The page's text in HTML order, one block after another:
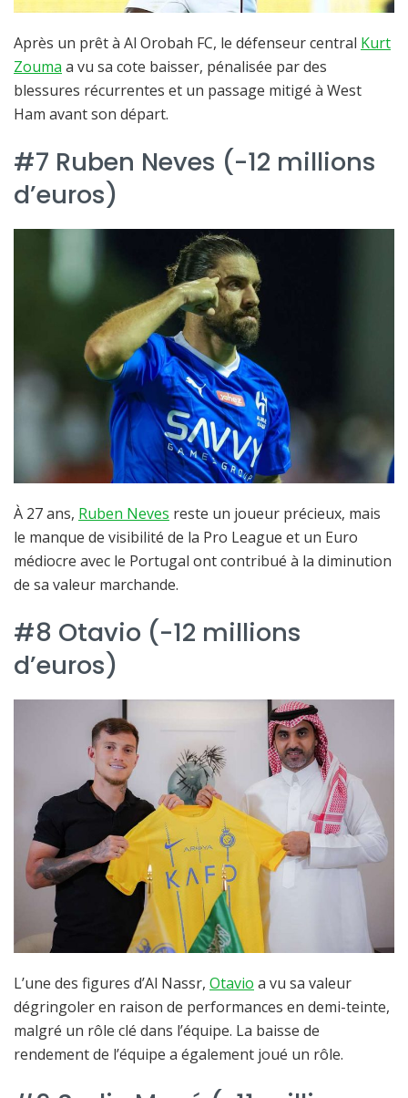
Après un prêt à Al Orobah FC, le défenseur central Kurt
Zouma a vu sa cote baisser, pénalisée par des
blessures récurrentes et un passage mitigé à West
Ham avant son départ.
#7 Ruben Neves (-12 millions
d’euros)
À 27 ans, Ruben Neves reste un joueur précieux, mais
le manque de visibilité de la Pro League et un Euro
médiocre avec le Portugal ont contribué à la diminution
de sa valeur marchande.
#8 Otavio (-12 millions
d’euros)
L’une des figures d’Al Nassr, Otavio a vu sa valeur
dégringoler en raison de performances en demi-teinte,
malgré un rôle clé dans l’équipe. La baisse de
rendement de l’équipe a également joué un rôle.